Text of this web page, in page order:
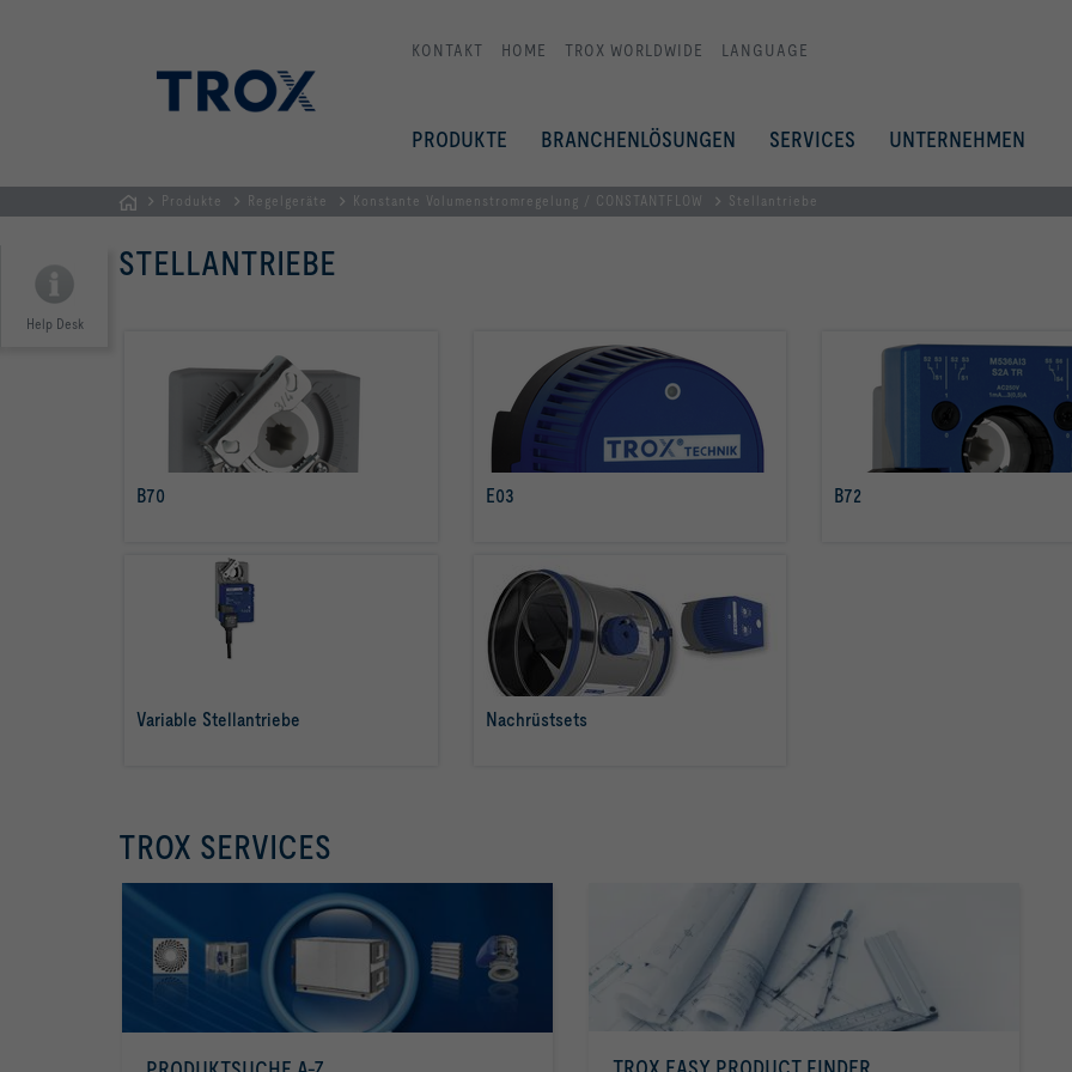
KONTAKT HOME TROX WORLDWIDE LANGUAGE
PRODUKTE BRANCHENLÖSUNGEN SERVICES UNTERNEHMEN
Produkte Regelgeräte Konstante Volumenstromregelung / CONSTANTFLOW Stellantriebe
Help Desk
STELLANTRIEBE
B70 E03 B72
Variable Stellantriebe Nachrüstsets
TROX SERVICES